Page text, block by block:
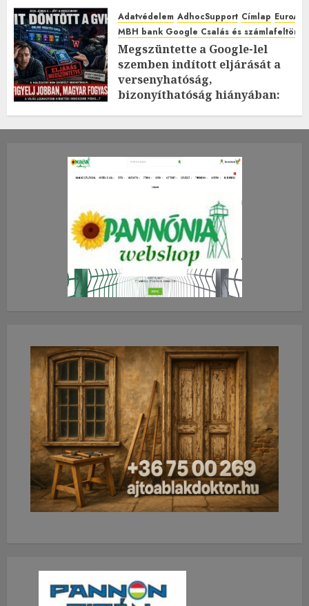
Adatvédelem AdhocSupport Címlap
MBH bank Google Csalás és
Megszüntette a Google-lel
szemben indított eljárását a
versenyhatóság,
bizonyíthatóság hiányában:
2026.JÚLIUS.23. CSÜTÖRTÖK.
0